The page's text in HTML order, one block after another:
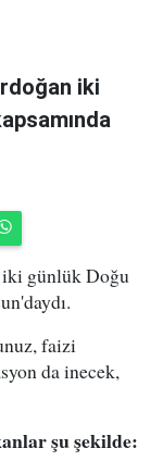
iki
iki günlük Doğu
faizi
da inecek,
şu şekilde: